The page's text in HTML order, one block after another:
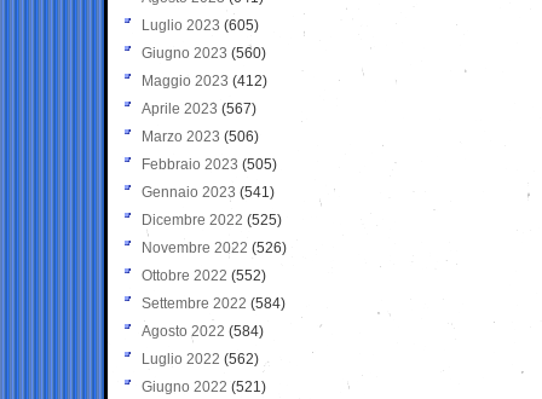
Luglio 2023 (605)
Giugno 2023 (560)
Maggio 2023 (412)
Aprile 2023 (567)
Marzo 2023 (506)
Febbraio 2023 (505)
Gennaio 2023 (541)
Dicembre 2022 (525)
Novembre 2022 (526)
Ottobre 2022 (552)
Settembre 2022 (584)
Agosto 2022 (584)
Luglio 2022 (562)
Giugno 2022 (521)